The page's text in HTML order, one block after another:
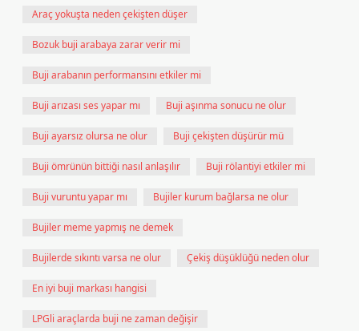
Araç yokuşta neden çekişten düşer
Bozuk buji arabaya zarar verir mi
Buji arabanın performansını etkiler mi
Buji arızası ses yapar mı Buji aşınma sonucu ne olur
Buji ayarsız olursa ne olur Buji çekişten düşürür mü
Buji ömrünün bittiği nasıl anlaşılır Buji rölantiyi etkiler mi
Buji vuruntu yapar mı Bujiler kurum bağlarsa ne olur
Bujiler meme yapmış ne demek
Bujilerde sıkıntı varsa ne olur Çekiş düşüklüğü neden olur
En iyi buji markası hangisi
LPGli araçlarda buji ne zaman değişir